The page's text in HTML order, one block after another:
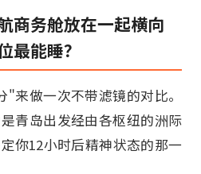
商务舱放在一起横向
最能睡？
来做一次不带滤镜的对比。
青岛出发经由各枢纽的洲际
你12小时后精神状态的那一